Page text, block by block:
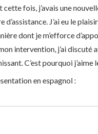
fois, j’avais une
J’ai eu le
dont je m’efforce
intervention, j’ai discuté
C’est pourquoi j’aime
en espagnol :